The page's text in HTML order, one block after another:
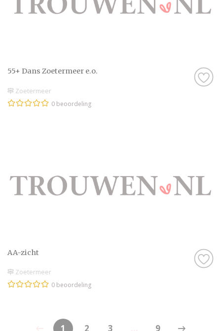
55+ Dans Zoetermeer e.o.
Zoetermeer
0 beoordeling
AA-zicht
Zoetermeer
0 beoordeling
1 2 3 9